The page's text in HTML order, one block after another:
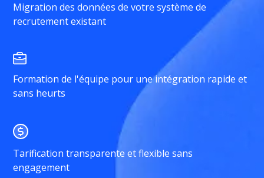
Migration des données de votre système de
recrutement existant
Formation de l'équipe pour une intégration rapide et
sans heurts
Tarification transparente et flexible sans
engagement